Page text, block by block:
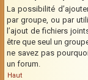
La possibilité
par groupe, ou par
l’ajout de fichiers
être que seul un
ne savez pas
un forum.
Haut